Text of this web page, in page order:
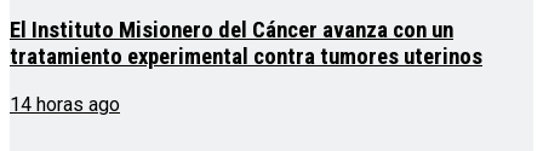
El Instituto Misionero del Cáncer avanza con un
tratamiento experimental contra tumores uterinos
14 horas ago